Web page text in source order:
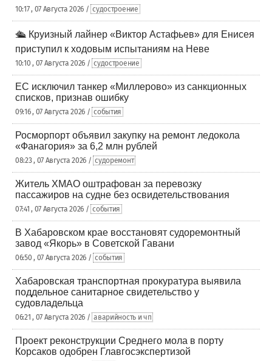
10:17 , 07 Августа 2026 / судостроение
🛳️ Круизный лайнер «Виктор Астафьев» для Енисея
приступил к ходовым испытаниям на Неве
10:10 , 07 Августа 2026 / судостроение
ЕС исключил танкер «Миллерово» из санкционных
списков, признав ошибку
09:16 , 07 Августа 2026 / события
Росморпорт объявил закупку на ремонт ледокола
«Фанагория» за 6,2 млн рублей
08:23 , 07 Августа 2026 / судоремонт
Житель ХМАО оштрафован за перевозку
пассажиров на судне без освидетельствования
07:41 , 07 Августа 2026 / события
В Хабаровском крае восстановят судоремонтный
завод «Якорь» в Советской Гавани
06:50 , 07 Августа 2026 / события
Хабаровская транспортная прокуратура выявила
поддельное санитарное свидетельство у
судовладельца
06:21 , 07 Августа 2026 / аварийность и чп
Проект реконструкции Среднего мола в порту
Корсаков одобрен Главгосэкспертизой